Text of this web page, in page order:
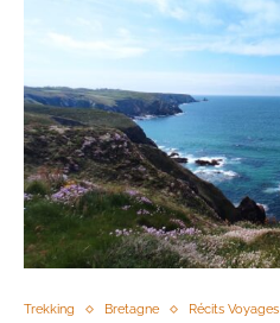
Trekking Bretagne Récits Voyages